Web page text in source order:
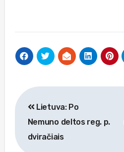
Navigacija
tarp
įrašų
Lietuva: Po
Nemuno deltos reg. p.
dviračiais